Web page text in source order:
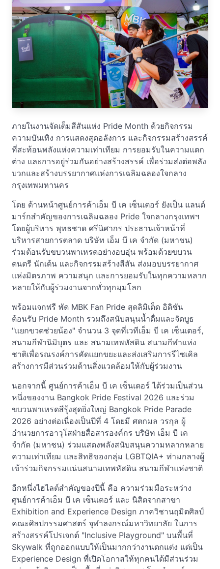
ภายในงานจัดเต็มสีสันแห่ง Pride Month ด้วยกิจกรรม
ความบันเทิง การแสดงสุดอลังการ และกิจกรรมสร้างสรรค์
ที่สะท้อนพลังแห่งความเท่าเทียม การยอมรับในความแตก
ต่าง และการอยู่ร่วมกันอย่างสร้างสรรค์ เพื่อร่วมส่งต่อพลัง
บวกและสร้างบรรยากาศแห่งการเฉลิมฉลองใจกลาง
กรุงเทพมหานคร
โดย ด้านหน้าศูนย์การค้าเอ็ม บี เค เซ็นเตอร์ ยังเป็น แลนด์
มาร์กสำคัญของการเฉลิมฉลอง Pride ใจกลางกรุงเทพฯ
โดยผู้บริหาร พุทธชาด ศรีนิศากร ประธานเจ้าหน้าที่
บริหารสายการตลาด บริษัท เอ็ม บี เค จำกัด (มหาชน)
ร่วมต้อนรับขบวนพาเหรดอย่างอบอุ่น พร้อมด้วยขบวน
ดนตรี นักเต้น และกิจกรรมสร้างสีสัน ส่งมอบบรรยากาศ
แห่งมิตรภาพ ความสนุก และการยอมรับในทุกความหลาก
หลายให้กับผู้ร่วมงานจากทั่วทุกมุมโลก
พร้อมแจกฟรี พัด MBK Fan Pride สุดลิมิเต็ด อิดิชัน
ต้อนรับ Pride Month รวมถึงสนับสนุนน้ำดื่มและจัดบูธ
"แยกขวดช่วยน้อง" จำนวน 3 จุดที่เวทีเอ็ม บี เค เซ็นเตอร์,
สนามกีฬานิมิบุตร และ สนามเทพหัสดิน สนามกีฬาแห่ง
ชาติเพื่อรณรงค์การคัดแยกขยะและส่งเสริมการรีไซเคิล
สร้างการมีส่วนร่วมด้านสิ่งแวดล้อมให้กับผู้ร่วมงาน
นอกจากนี้ ศูนย์การค้าเอ็ม บี เค เซ็นเตอร์ ได้ร่วมเป็นส่วน
หนึ่งของงาน Bangkok Pride Festival 2026 และร่วม
ขบวนพาเหรดสีรุ้งสุดยิ่งใหญ่ Bangkok Pride Parade
2026 อย่างต่อเนื่องเป็นปีที่ 4 โดยมี ศตกมล วรกุล ผู้
อำนวยการอาวุโสฝ่ายสื่อสารองค์กร บริษัท เอ็ม บี เค
จำกัด (มหาชน) ร่วมแสดงพลังสนับสนุนความหลากหลาย
ความเท่าเทียม และสิทธิของกลุ่ม LGBTQIA+ ท่ามกลางผู้
เข้าร่วมกิจกรรมแน่นสนามเทพหัสดิน สนามกีฬาแห่งชาติ
อีกหนึ่งไฮไลต์สำคัญของปีนี้ คือ ความร่วมมือระหว่าง
ศูนย์การค้าเอ็ม บี เค เซ็นเตอร์ และ นิสิตจากสาขา
Exhibition and Experience Design ภาควิชานฤมิตศิลป์
คณะศิลปกรรมศาสตร์ จุฬาลงกรณ์มหาวิทยาลัย ในการ
สร้างสรรค์โปรเจกต์ "Inclusive Playground" บนพื้นที่
Skywalk ที่ถูกออกแบบให้เป็นมากกว่างานตกแต่ง แต่เป็น
Experience Design ที่เปิดโอกาสให้ทุกคนได้มีส่วนร่วม